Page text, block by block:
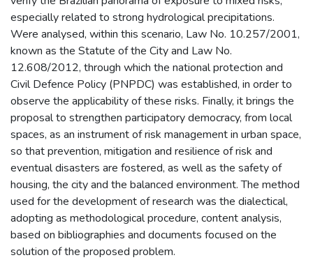
especially related to strong hydrological precipitations.
Were analysed, within this scenario, Law No. 10.257/2001,
known as the Statute of the City and Law No.
12.608/2012, through which the national protection and
Civil Defence Policy (PNPDC) was established, in order to
observe the applicability of these risks. Finally, it brings the
proposal to strengthen participatory democracy, from local
spaces, as an instrument of risk management in urban space,
so that prevention, mitigation and resilience of risk and
eventual disasters are fostered, as well as the safety of
housing, the city and the balanced environment. The method
used for the development of research was the dialectical,
adopting as methodological procedure, content analysis,
based on bibliographies and documents focused on the
solution of the proposed problem.